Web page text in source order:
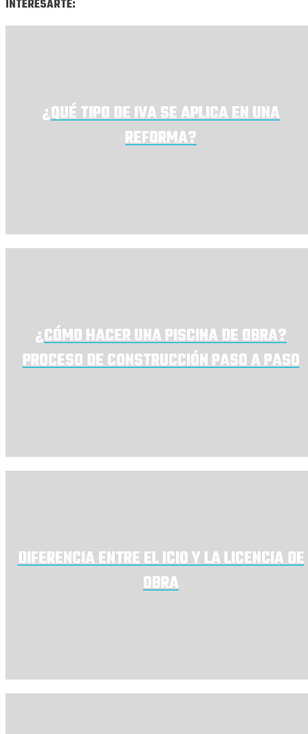
INTERESARTE:
¿QUÉ TIPO DE IVA SE APLICA EN UNA
REFORMA?
¿CÓMO HACER UNA PISCINA DE OBRA?
PROCESO DE CONSTRUCCIÓN PASO A PASO
DIFERENCIA ENTRE EL ICIO Y LA LICENCIA DE
OBRA